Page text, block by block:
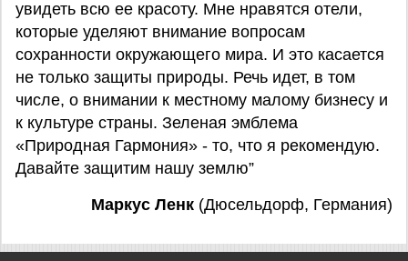
увидеть всю ее красоту. Мне нравятся отели,
которые уделяют внимание вопросам
сохранности окружающего мира. И это касается
не только защиты природы. Речь идет, в том
числе, о внимании к местному малому бизнесу и
к культуре страны. Зеленая эмблема
«Природная Гармония» - то, что я рекомендую.
Давайте защитим нашу землю”
Маркус Ленк (Дюсельдорф, Германия)